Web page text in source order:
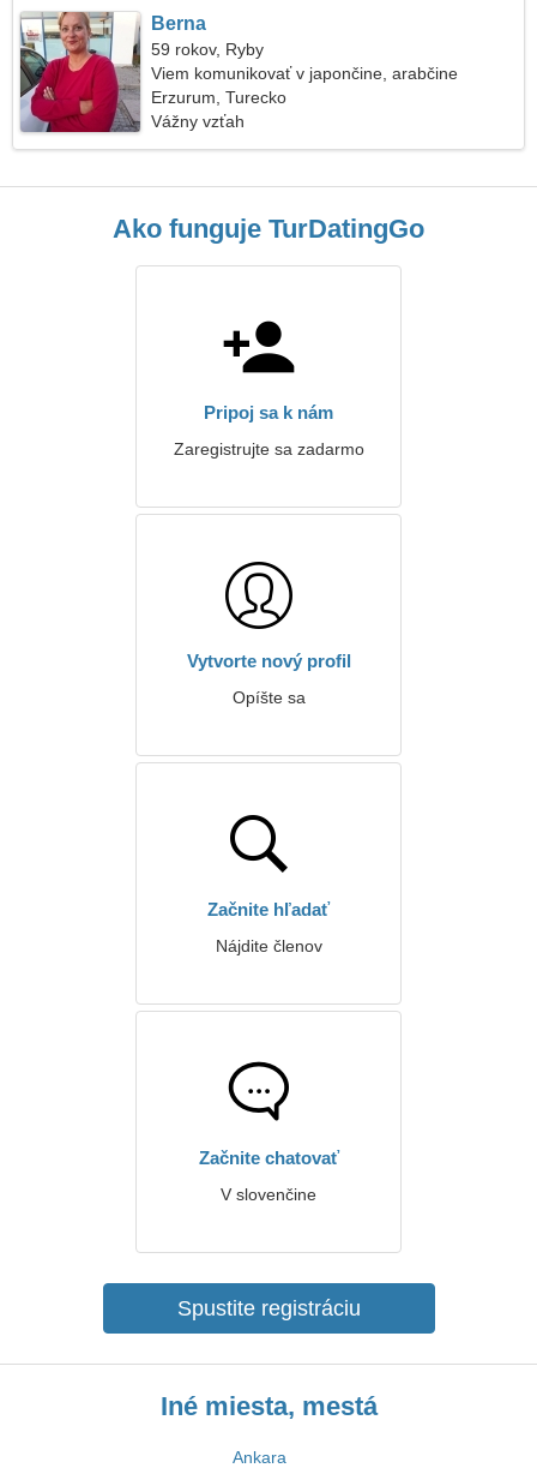
Berna
59 rokov, Ryby
Viem komunikovať v japončine, arabčine
Erzurum, Turecko
Vážny vzťah
Ako funguje TurDatingGo
Pripoj sa k nám
Zaregistrujte sa zadarmo
Vytvorte nový profil
Opíšte sa
Začnite hľadať
Nájdite členov
Začnite chatovať
V slovenčine
Spustite registráciu
Iné miesta, mestá
Ankara